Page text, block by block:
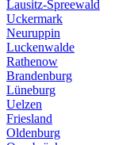
Lausitz-Spreewald
Uckermark
Neuruppin
Luckenwalde
Rathenow
Brandenburg
Lüneburg
Uelzen
Friesland
Oldenburg